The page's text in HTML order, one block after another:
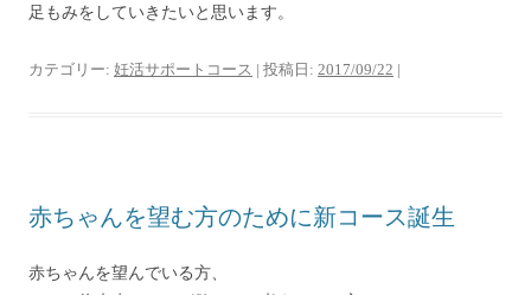
足もみをしていきたいと思います。
カテゴリー: 妊活サポートコース | 投稿日: 2017/09/22 |
赤ちゃんを望む方のために新コース誕生
赤ちゃんを望んでいる方、